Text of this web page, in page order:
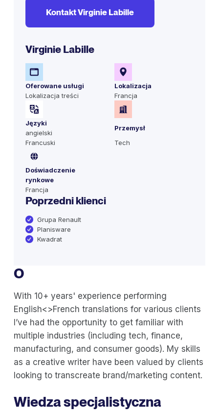
Kontakt Virginie Labille
Virginie Labille
Oferowane usługi
Lokalizacja treści
Lokalizacja
Francja
Języki
angielski
Francuski
Przemysł
Tech
Doświadczenie
rynkowe
Francja
Poprzedni klienci
Grupa Renault
Planisware
Kwadrat
O
With 10+ years' experience performing
English<>French translations for various clients
I’ve had the opportunity to get familiar with
multiple industries (including tech, finance,
manufacturing, and consumer goods). My skills
as a creative writer have been valued by clients
looking to transcreate brand/marketing content.
Wiedza specjalistyczna